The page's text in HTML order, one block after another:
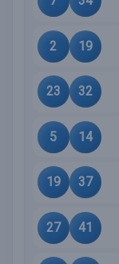
2 19
23 32
5 14
19 37
27 41